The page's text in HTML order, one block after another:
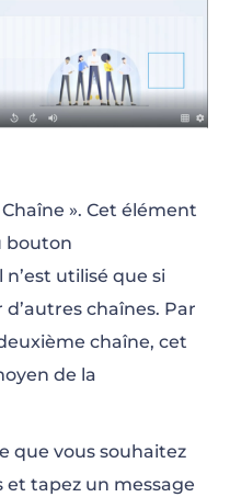
». Cet élément
bouton
utilisé que si
chaînes. Par
chaîne, cet
de la
que vous souhaitez
et tapez un message